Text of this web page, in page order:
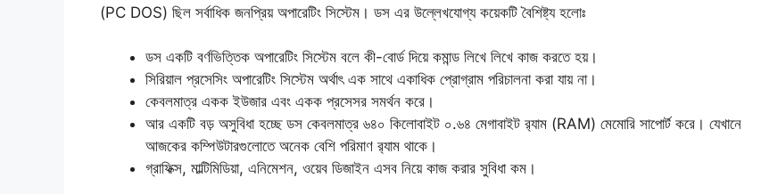
(PC DOS) ছিল সর্বাধিক জনপ্রিয় অপারেটিং সিস্টেম। ডস এর উল্লেখযোগ্য কয়েকটি বৈশিষ্ট্য হলোঃ
ডস একটি বর্ণভিত্তিক অপারেটিং সিস্টেম বলে কী-বোর্ড দিয়ে কমান্ড লিখে লিখে কাজ করতে হয়।
সিরিয়াল প্রসেসিং অপারেটিং সিস্টেম অর্থাৎ এক সাথে একাধিক প্রোগ্রাম পরিচালনা করা যায় না।
কেবলমাত্র একক ইউজার এবং একক প্রসেসর সমর্থন করে।
আর একটি বড় অসুবিধা হচ্ছে ডস কেবলমাত্র ৬৪০ কিলোবাইট ০.৬৪ মেগাবাইট র‌্যাম (RAM) মেমোরি সাপোর্ট করে। যেখানে
আজকের কম্পিউটারগুলোতে অনেক বেশি পরিমাণ র‌্যাম থাকে।
গ্রাফিক্স, মাল্টিমিডিয়া, এনিমেশন, ওয়েব ডিজাইন এসব নিয়ে কাজ করার সুবিধা কম।